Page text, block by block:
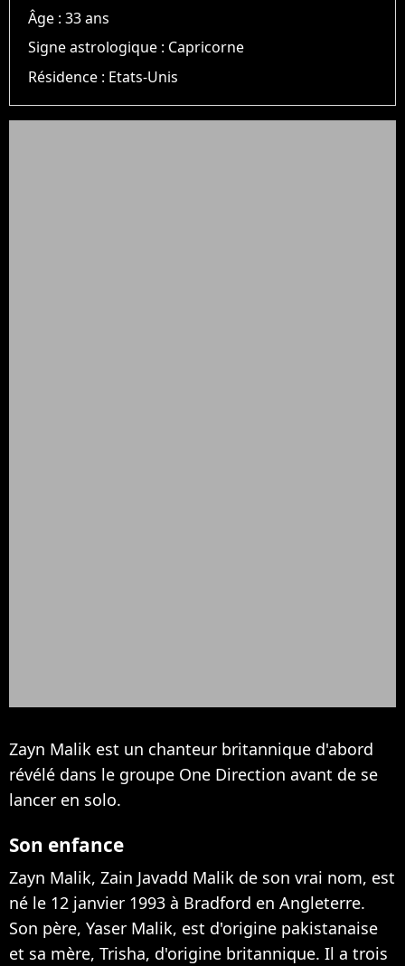
Âge :33 ans
Signe astrologique : Capricorne
Résidence : Etats-Unis
Zayn Malik est un chanteur britannique d'abord
révélé dans le groupe One Direction avant de se
lancer en solo.
Son enfance
Zayn Malik, Zain Javadd Malik de son vrai nom, est
né le 12 janvier 1993 à Bradford en Angleterre.
Son père, Yaser Malik, est d'origine pakistanaise
et sa mère, Trisha, d'origine britannique. Il a trois